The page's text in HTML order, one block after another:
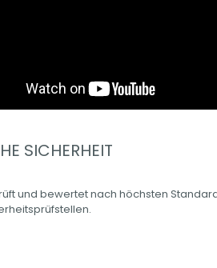
SICHERHEIT
und bewertet nach höchsten